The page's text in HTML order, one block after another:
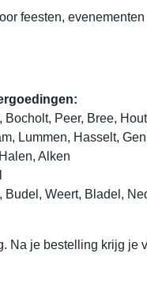
feesten,
Peer, Bree,
Lummen, Hasselt,
Alken
Budel, Weert, Bladel,
Na je bestelling krijg je